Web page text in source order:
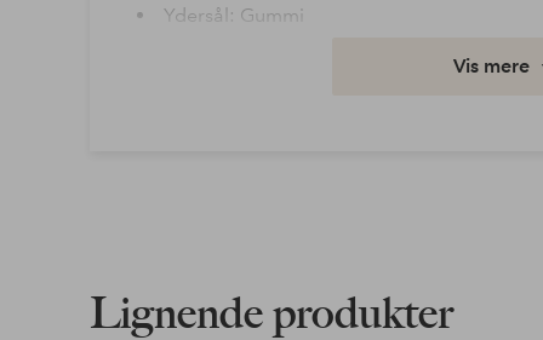
Ydersål: Gummi
Vis mere
Lignende produkter